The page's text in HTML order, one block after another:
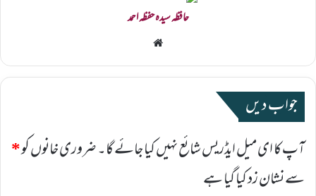
حافظہ سیدہ حفظہ احمد
جواب دیں
آپ کا ای میل ایڈریس شائع نہیں کیا جائے گا۔ضروری خانوں کو*
سے نشان زد کیا گیا ہے